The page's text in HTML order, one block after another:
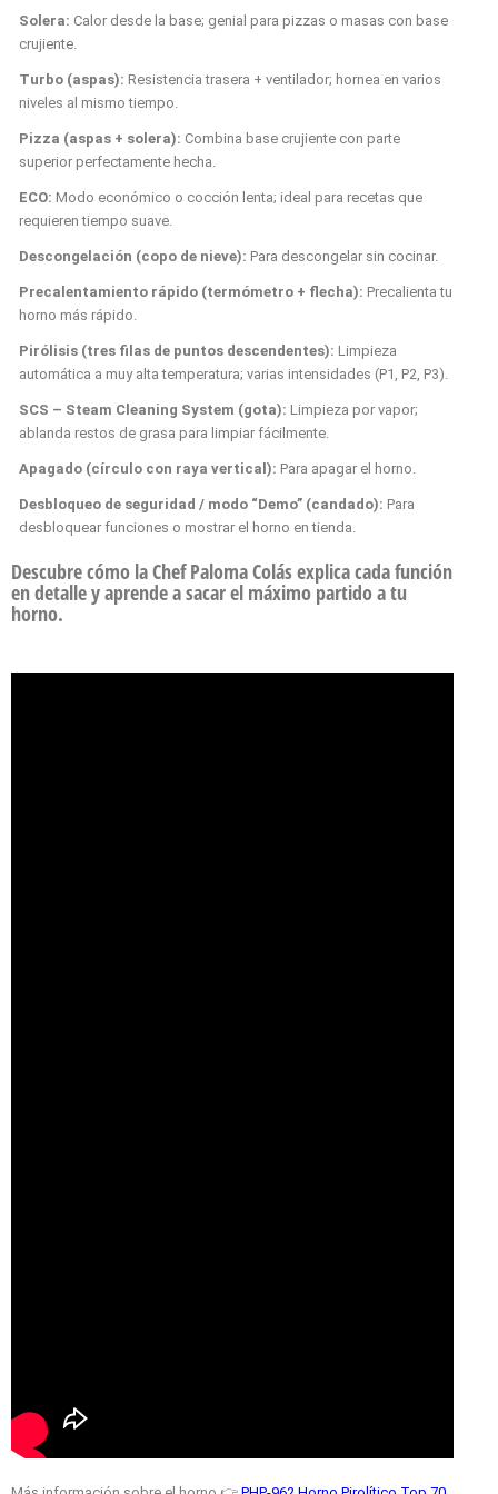
Solera: Calor desde la base; genial para pizzas o masas con base
crujiente.
Turbo (aspas): Resistencia trasera + ventilador; hornea en varios
niveles al mismo tiempo.
Pizza (aspas + solera): Combina base crujiente con parte
superior perfectamente hecha.
ECO: Modo económico o cocción lenta; ideal para recetas que
requieren tiempo suave.
Descongelación (copo de nieve): Para descongelar sin cocinar.
Precalentamiento rápido (termómetro + flecha): Precalienta tu
horno más rápido.
Pirólisis (tres filas de puntos descendentes): Limpieza
automática a muy alta temperatura; varias intensidades (P1, P2, P3).
SCS – Steam Cleaning System (gota): Limpieza por vapor;
ablanda restos de grasa para limpiar fácilmente.
Apagado (círculo con raya vertical): Para apagar el horno.
Desbloqueo de seguridad / modo “Demo” (candado): Para
desbloquear funciones o mostrar el horno en tienda.
Descubre cómo la Chef Paloma Colás explica cada función
en detalley aprende a sacar el máximo partido a tu
horno.